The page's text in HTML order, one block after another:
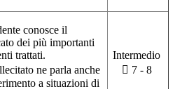
conosce il
dei più importanti
trattati.
ne parla anche
a situazioni di
Intermedio
 7 - 8